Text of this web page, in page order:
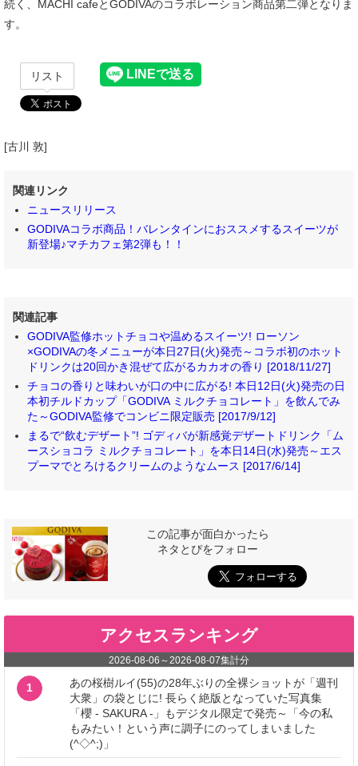
続く、MACHI cafeとGODIVAのコラボレーション商品第二弾となりま
す。
リスト
[古川 敦]
関連リンク
ニュースリリース
GODIVAコラボ商品！バレンタインにおススメするスイーツが
新登場♪マチカフェ第2弾も！！
関連記事
GODIVA監修ホットチョコや温めるスイーツ! ローソン
×GODIVAの冬メニューが本日27日(火)発売～コラボ初のホット
ドリンクは20回かき混ぜて広がるカカオの香り [2018/11/27]
チョコの香りと味わいが口の中に広がる! 本日12日(火)発売の日
本初チルドカップ「GODIVA ミルクチョコレート」を飲んでみ
た～GODIVA監修でコンビニ限定販売 [2017/9/12]
まるで“飲むデザート”! ゴディバが新感覚デザートドリンク「ム
ースショコラ ミルクチョコレート」を本日14日(水)発売～エス
プーマでとろけるクリームのようなムース [2017/6/14]
この記事が面白かったら
ネタとぴをフォロー
アクセスランキング
2026-08-06 ～2026-08-07集計分
1
あの桜樹ルイ(55)の28年ぶりの全裸ショットが「週刊
大衆」の袋とじに! 長らく絶版となっていた写真集
「櫻 - SAKURA -」もデジタル限定で発売～「今の私
もみたい！という声に調子にのってしまいました
(^◇^;)」